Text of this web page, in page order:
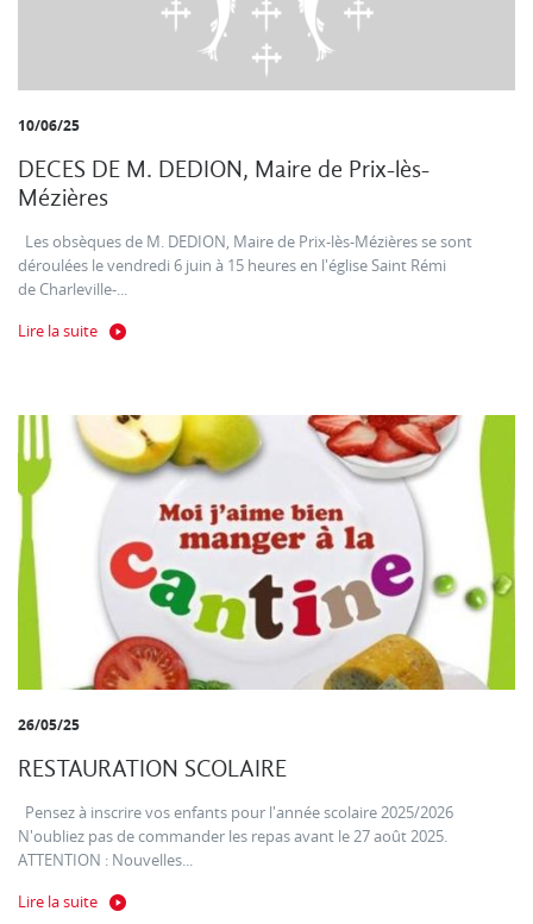
10/06/25
DECES DE M. DEDION, Maire de Prix-lès-
Mézières
Les obsèques de M. DEDION, Maire de Prix-lès-Mézières se sont
déroulées le vendredi 6 juin à 15 heures en l'église Saint Rémi
de Charleville-...
Lire la suite
26/05/25
RESTAURATION SCOLAIRE
Pensez à inscrire vos enfants pour l'année scolaire 2025/2026
N'oubliez pas de commander les repas avant le 27 août 2025.
ATTENTION : Nouvelles...
Lire la suite